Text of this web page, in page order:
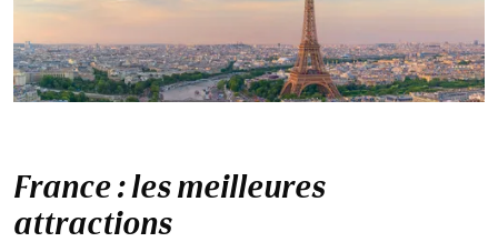
France : les meilleures
attractions